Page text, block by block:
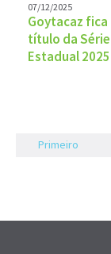
07/12/2025
Goytacaz fica
título da Série
Estadual 2025
Primeiro